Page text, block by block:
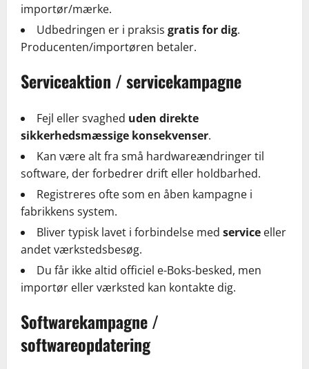
importør/mærke.
Udbedringen er i praksis gratis for dig.
Producenten/importøren betaler.
Serviceaktion / servicekampagne
Fejl eller svaghed uden direkte
sikkerhedsmæssige konsekvenser.
Kan være alt fra små hardwareændringer til
software, der forbedrer drift eller holdbarhed.
Registreres ofte som en åben kampagne i
fabrikkens system.
Bliver typisk lavet i forbindelse med service eller
andet værkstedsbesøg.
Du får ikke altid officiel e-Boks-besked, men
importør eller værksted kan kontakte dig.
Softwarekampagne /
softwareopdatering